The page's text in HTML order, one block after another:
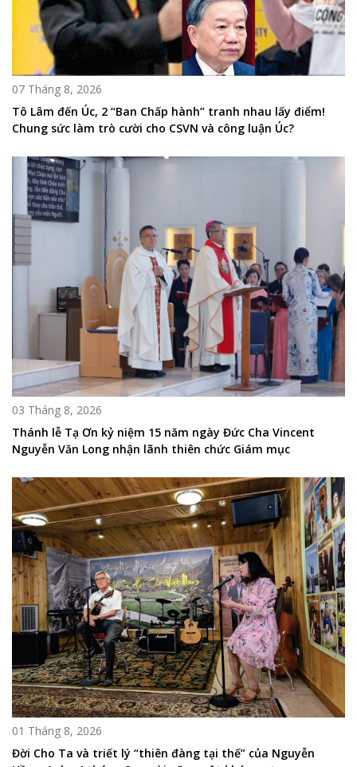
07 Tháng 8, 2026
Tô Lâm đến Úc, 2 “Ban Chấp hành” tranh nhau lấy điểm!
Chung sức làm trò cười cho CSVN và công luận Úc?
03 Tháng 8, 2026
Thánh lễ Tạ Ơn kỷ niệm 15 năm ngày Đức Cha Vincent
Nguyễn Văn Long nhận lãnh thiên chức Giám mục
01 Tháng 8, 2026
Đời Cho Ta và triết lý “thiên đàng tại thế” của Nguyễn